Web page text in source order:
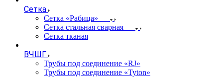
Сетка
Сетка «Рабица»
Сетка стальная сварная
Сетка тканая
ВЧШГ
Трубы под соединение «RJ»
Трубы под соединение «Tyton»